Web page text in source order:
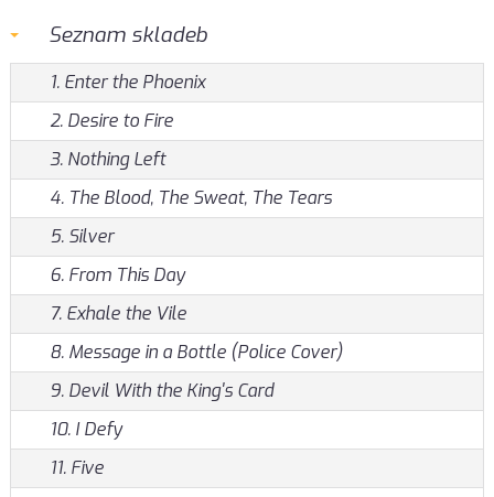
Seznam skladeb
1. Enter the Phoenix
2. Desire to Fire
3. Nothing Left
4. The Blood, The Sweat, The Tears
5. Silver
6. From This Day
7. Exhale the Vile
8. Message in a Bottle (Police Cover)
9. Devil With the King's Card
10. I Defy
11. Five